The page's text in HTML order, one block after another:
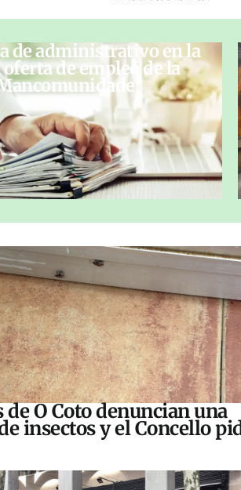
de administrativo en la
de empleo de la
de O Coto denuncian una
de insectos y el Concello